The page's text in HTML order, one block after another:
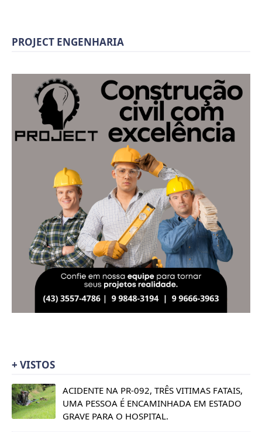
PROJECT ENGENHARIA
+ VISTOS
ACIDENTE NA PR-092, TRÊS VITIMAS FATAIS,
UMA PESSOA É ENCAMINHADA EM ESTADO
GRAVE PARA O HOSPITAL.